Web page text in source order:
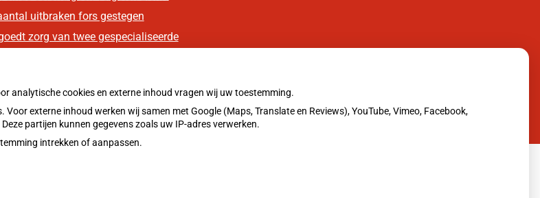
uitbraken fors gestegen
zorg van twee gespecialiseerde
analytische cookies en externe inhoud vragen wij uw toestemming.
externe inhoud werken wij samen met Google (Maps, Translate en Reviews), YouTube, Vimeo, Facebook,
partijen kunnen gegevens zoals uw IP-adres verwerken.
intrekken of aanpassen.